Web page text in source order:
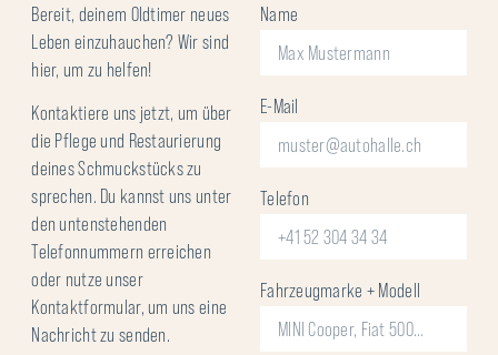
Bereit, deinem Oldtimer neues
Leben einzuhauchen? Wir sind
hier, um zu helfen!
Kontaktiere uns jetzt, um über
die Pflege und Restaurierung
deines Schmuckstücks zu
sprechen. Du kannst uns unter
den untenstehenden
Telefonnummern erreichen
oder nutze unser
Kontaktformular, um uns eine
Nachricht zu senden.
Name
E-Mail
Telefon
Fahrzeugmarke + Modell